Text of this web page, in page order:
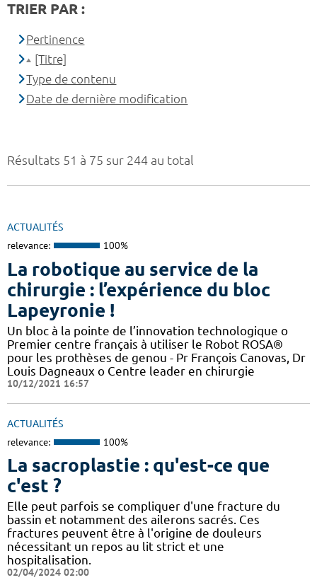
Résultats 51 à 75 sur 244 au total
ACTUALITÉS
relevance: 100%
La robotique au service de la
chirurgie : l’expérience du bloc
Lapeyronie !
Un bloc à la pointe de l’innovation technologique o
Premier centre français à utiliser le Robot ROSA®
pour les prothèses de genou - Pr François Canovas, Dr
Louis Dagneaux o Centre leader en chirurgie
10/12/2021 16:57
ACTUALITÉS
relevance: 100%
La sacroplastie : qu'est-ce que
c'est ?
Elle peut parfois se compliquer d'une fracture du
bassin et notamment des ailerons sacrés. Ces
fractures peuvent être à l'origine de douleurs
nécessitant un repos au lit strict et une
hospitalisation.
02/04/2024 02:00
TRIER PAR :
Pertinence
[Titre]
Type de contenu
Date de dernière modification